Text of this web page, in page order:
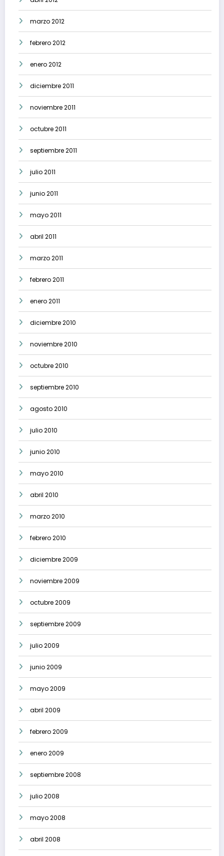
marzo 2012
febrero 2012
enero 2012
diciembre 2011
noviembre 2011
octubre 2011
septiembre 2011
julio 2011
junio 2011
mayo 2011
abril 2011
marzo 2011
febrero 2011
enero 2011
diciembre 2010
noviembre 2010
octubre 2010
septiembre 2010
agosto 2010
julio 2010
junio 2010
mayo 2010
abril 2010
marzo 2010
febrero 2010
diciembre 2009
noviembre 2009
octubre 2009
septiembre 2009
julio 2009
junio 2009
mayo 2009
abril 2009
febrero 2009
enero 2009
septiembre 2008
julio 2008
mayo 2008
abril 2008